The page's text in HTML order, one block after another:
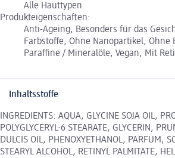
Alle Hauttypen
Produkteigenschaften:
Anti-Ageing, Besonders für das
Farbstoffe, Ohne Nanopartikel, Ohne
Paraffine / Mineralöle, Vegan, Mit
Inhaltsstoffe
INGREDIENTS: AQUA, GLYCINE SOJA OIL,
POLYGLYCERYL-6 STEARATE, GLYCERIN,
DULCIS OIL, PHENOXYETHANOL, PARFUM,
STEARYL ALCOHOL, RETINYL PALMITATE,